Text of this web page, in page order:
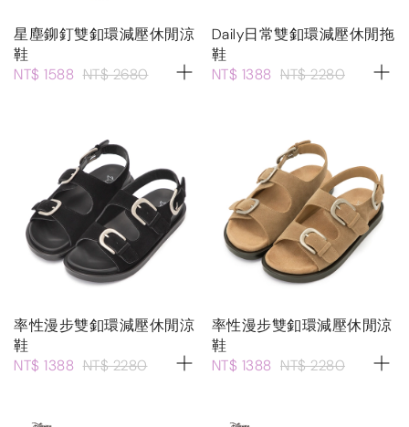
星塵鉚釘雙釦環減壓休閒涼
鞋
NT$ 1588 NT$ 2680
Daily日常雙釦環減壓休閒拖
鞋
NT$ 1388 NT$ 2280
率性漫步雙釦環減壓休閒涼
鞋
NT$ 1388 NT$ 2280
率性漫步雙釦環減壓休閒涼
鞋
NT$ 1388 NT$ 2280